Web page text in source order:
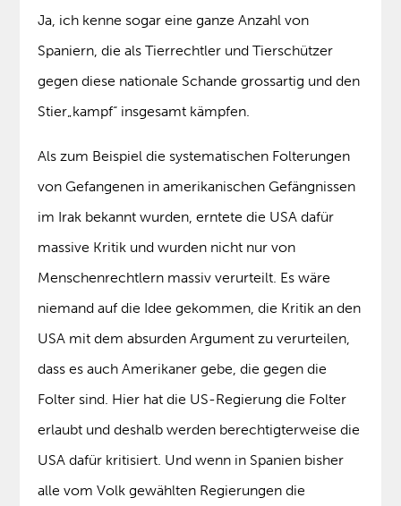
Ja, ich kenne sogar eine ganze Anzahl von
Spaniern, die als Tierrechtler und Tierschützer
gegen diese nationale Schande grossartig und den
Stier„kampf“ insgesamt kämpfen.
Als zum Beispiel die systematischen Folterungen
von Gefangenen in amerikanischen Gefängnissen
im Irak bekannt wurden, erntete die USA dafür
massive Kritik und wurden nicht nur von
Menschenrechtlern massiv verurteilt. Es wäre
niemand auf die Idee gekommen, die Kritik an den
USA mit dem absurden Argument zu verurteilen,
dass es auch Amerikaner gebe, die gegen die
Folter sind. Hier hat die US-Regierung die Folter
erlaubt und deshalb werden berechtigterweise die
USA dafür kritisiert. Und wenn in Spanien bisher
alle vom Volk gewählten Regierungen die